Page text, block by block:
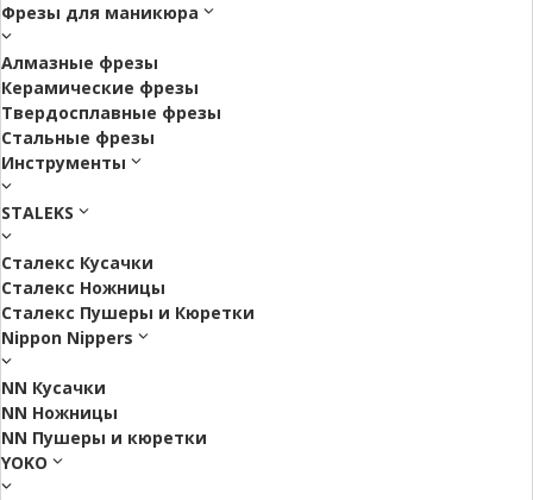
Фрезы для маникюра
Алмазные фрезы
Керамические фрезы
Твердосплавные фрезы
Стальные фрезы
Инструменты
STALEKS
Сталекс Кусачки
Сталекс Ножницы
Сталекс Пушеры и Кюретки
Nippon Nippers
NN Кусачки
NN Ножницы
NN Пушеры и кюретки
YOKO